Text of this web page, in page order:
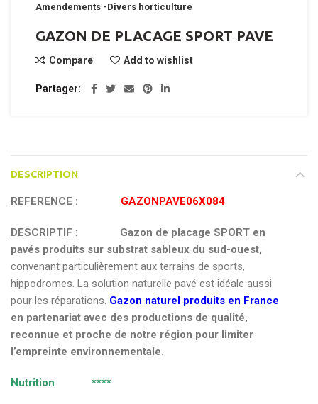
Amendements -Divers horticulture
GAZON DE PLACAGE SPORT PAVE
Compare Add to wishlist
Partager
DESCRIPTION
REFERENCE : GAZONPAVE06X084
DESCRIPTIF : Gazon de placage SPORT en
pavés produits sur substrat sableux du sud-ouest,
convenant particulièrement aux terrains de sports,
hippodromes. La solution naturelle pavé est idéale aussi
pour les réparations. Gazon naturel produits en France
en partenariat avec des productions de qualité,
reconnue et proche de notre région pour limiter
l’empreinte environnementale.
Nutrition ****